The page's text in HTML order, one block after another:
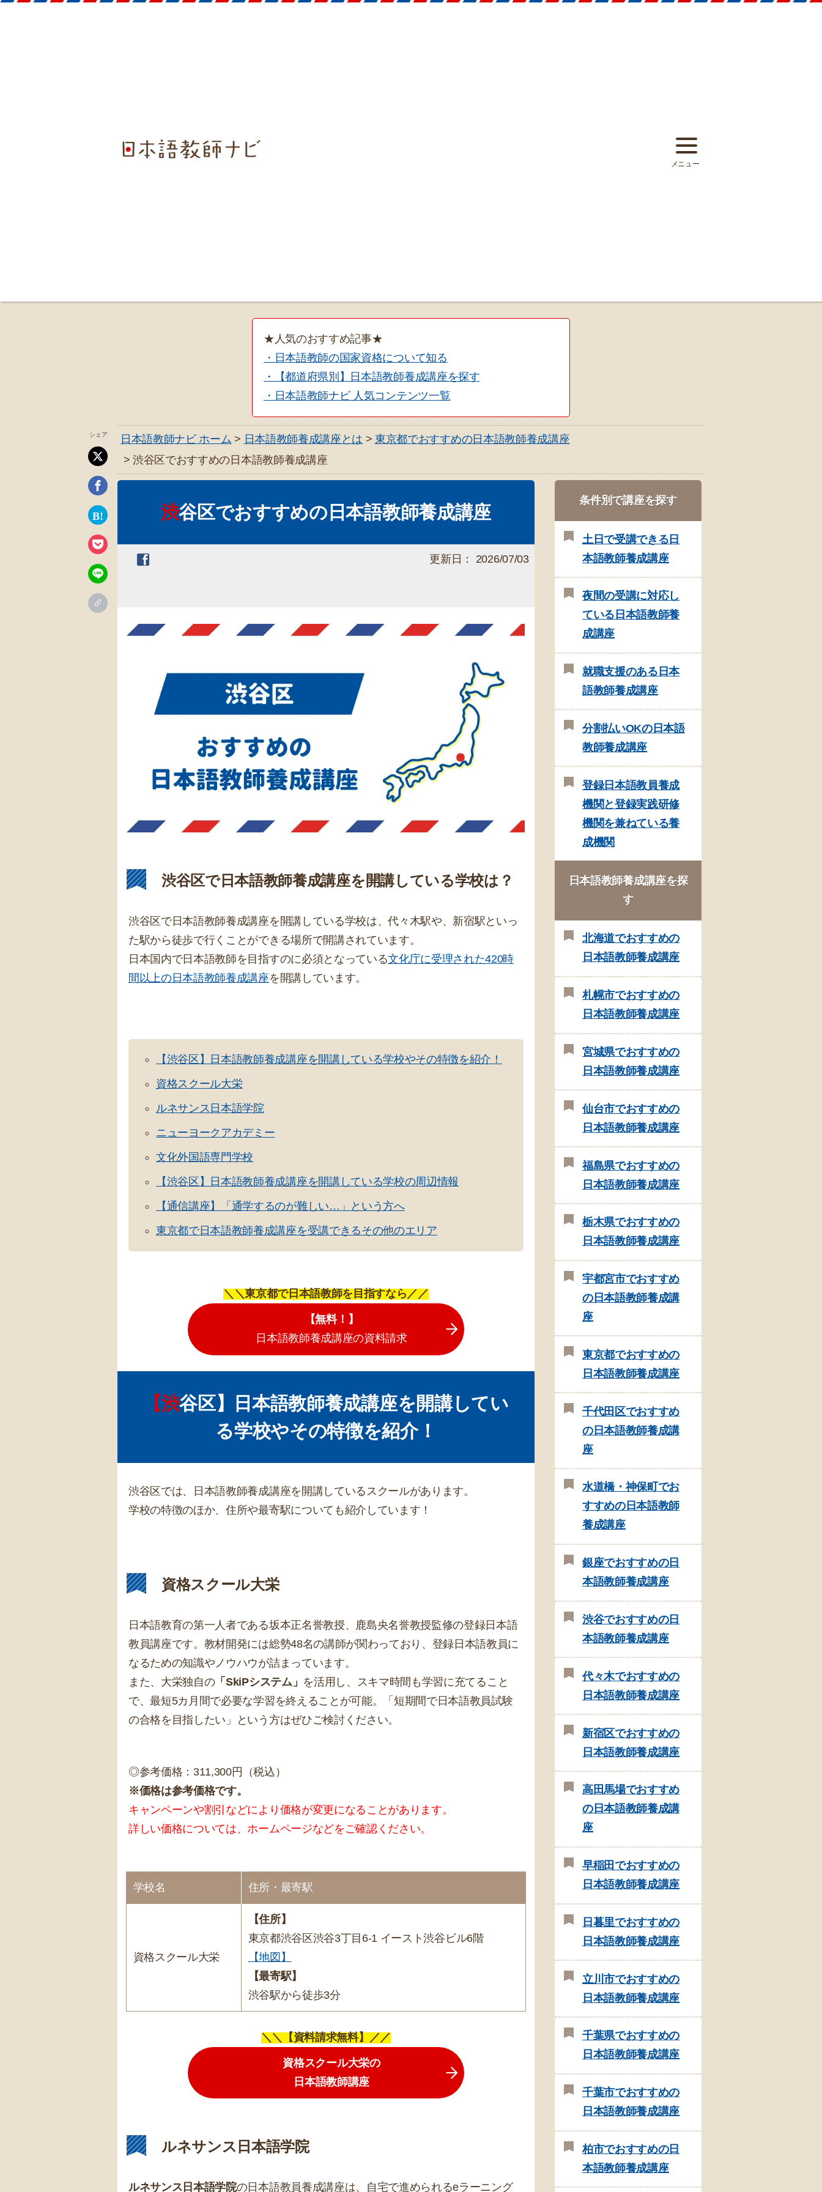
★人気のおすすめ記事★
・日本語教師の国家資格について知る
・【都道府県別】日本語教師養成講座を探す
・日本語教師ナビ 人気コンテンツ一覧
シェア 日本語教師ナビ ホーム > 日本語教師養成講座とは >東京都でおすすめの日本語教師養成講座
> 渋谷区でおすすめの日本語教師養成講座
渋谷区でおすすめの日本語教師養成講座
更新日： 2026/07/03
渋谷区で日本語教師養成講座を開講している学校は？
渋谷区で日本語教師養成講座を開講している学校は、代々木駅や、新宿駅といっ
た駅から徒歩で行くことができる場所で開講されています。
日本国内で日本語教師を目指すのに必須となっている文化庁に受理された420時
間以上の日本語教師養成講座を開講しています。
【渋谷区】日本語教師養成講座を開講している学校やその特徴を紹介！
資格スクール大栄
ルネサンス日本語学院
ニューヨークアカデミー
文化外国語専門学校
【渋谷区】日本語教師養成講座を開講している学校の周辺情報
【通信講座】「通学するのが難しい…」という方へ
東京都で日本語教師養成講座を受講できるその他のエリア
＼＼東京都で日本語教師を目指すなら／／
【無料！】
日本語教師養成講座の資料請求
【渋谷区】日本語教師養成講座を開講してい
る学校やその特徴を紹介！
渋谷区では、日本語教師養成講座を開講しているスクールがあります。
学校の特徴のほか、住所や最寄駅についても紹介しています！
資格スクール大栄
日本語教育の第一人者である坂本正名誉教授、鹿島央名誉教授監修の登録日本語
教員講座です。教材開発には総勢48名の講師が関わっており、登録日本語教員に
なるための知識やノウハウが詰まっています。
また、大栄独自の「SkiPシステム」 を活用し、スキマ時間も学習に充てること
で、最短5カ月間で必要な学習を終えることが可能。「短期間で日本語教員試験
の合格を目指したい」という方はぜひご検討ください。
◎参考価格：311,300円（税込）
※価格は参考価格です。
キャンペーンや割引などにより価格が変更になることがあります。
詳しい価格については、ホームページなどをご確認ください。
学校名 住所・最寄駅
資格スクール大栄
【住所】
東京都渋谷区渋谷3丁目6-1 イースト渋谷ビル6階
【地図】
【最寄駅】
渋谷駅から徒歩3分
＼＼【資料請求無料】／／
資格スクール大栄の
日本語教師講座
ルネサンス日本語学院
ルネサンス日本語学院の日本語教員養成講座は、自宅で進められるeラーニング
条件別で講座を探す
土日で受講できる日
本語教師養成講座
夜間の受講に対応し
ている日本語教師養
成講座
就職支援のある日本
語教師養成講座
分割払いOKの日本語
教師養成講座
登録日本語教員養成
機関と登録実践研修
機関を兼ねている養
成機関
日本語教師養成講座を探
す
北海道でおすすめの
日本語教師養成講座
札幌市でおすすめの
日本語教師養成講座
宮城県でおすすめの
日本語教師養成講座
仙台市でおすすめの
日本語教師養成講座
福島県でおすすめの
日本語教師養成講座
栃木県でおすすめの
日本語教師養成講座
宇都宮市でおすすめ
の日本語教師養成講
座
東京都でおすすめの
日本語教師養成講座
千代田区でおすすめ
の日本語教師養成講
座
水道橋・神保町でお
すすめの日本語教師
養成講座
銀座でおすすめの日
本語教師養成講座
渋谷でおすすめの日
本語教師養成講座
代々木でおすすめの
日本語教師養成講座
新宿区でおすすめの
日本語教師養成講座
高田馬場でおすすめ
の日本語教師養成講
座
早稲田でおすすめの
日本語教師養成講座
日暮里でおすすめの
日本語教師養成講座
立川市でおすすめの
日本語教師養成講座
千葉県でおすすめの
日本語教師養成講座
千葉市でおすすめの
日本語教師養成講座
柏市でおすすめの日
本語教師養成講座